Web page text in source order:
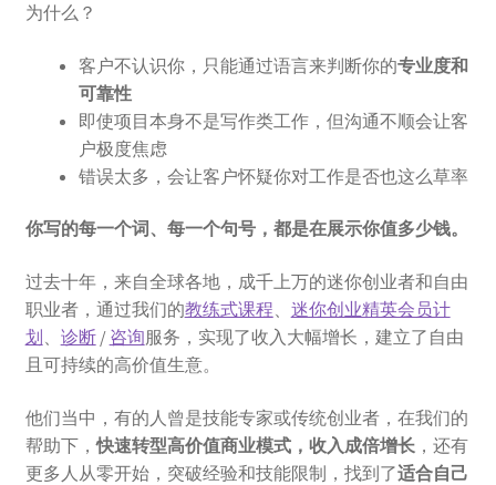
为什么？
客户不认识你，只能通过语言来判断你的专业度和
可靠性
即使项目本身不是写作类工作，但沟通不顺会让客
户极度焦虑
错误太多，会让客户怀疑你对工作是否也这么草率
你写的每一个词、每一个句号，都是在展示你值多少钱。
过去十年，来自全球各地，成千上万的迷你创业者和自由
职业者，通过我们的教练式课程、 迷你创业精英会员计
划、 诊断/ 咨询服务，实现了收入大幅增长，建立了自由
且可持续的高价值生意。
他们当中，有的人曾是技能专家或传统创业者，在我们的
帮助下，快速转型高价值商业模式，收入成倍增长，还有
更多人从零开始，突破经验和技能限制，找到了适合自己